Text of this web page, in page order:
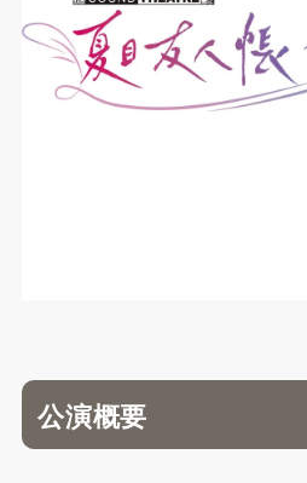
公演概要